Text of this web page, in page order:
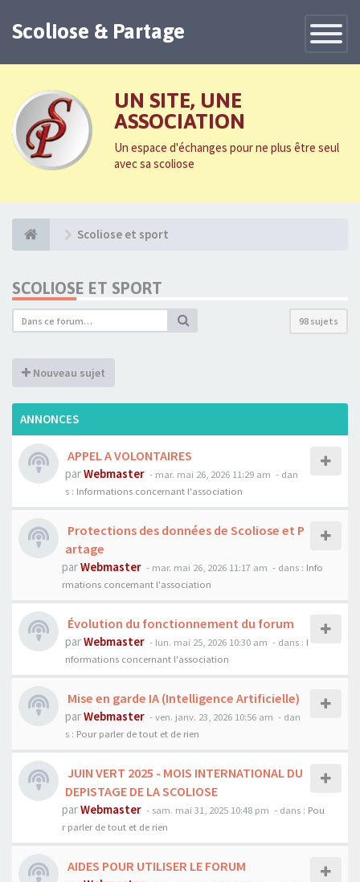
Toggle
Scoliose & Partage
UN SITE, UNE
ASSOCIATION
Un espace d'échanges pour ne plus être seul
avec sa scoliose
Scoliose et sport
SCOLIOSE ET SPORT
98 sujets
Nouveau sujet
ANNONCES
APPEL A VOLONTAIRES
parWebmaster - mar. mai 26, 2026 11:29 am - dan
s : Informations concernant l'association
Protections des données de Scoliose et P
artage
parWebmaster - mar. mai 26, 2026 11:17 am - dans : Info
rmations concernant l'association
Évolution du fonctionnement du forum
parWebmaster - lun. mai 25, 2026 10:30 am - dans : I
nformations concernant l'association
Mise en garde IA (Intelligence Artificielle)
parWebmaster - ven. janv. 23, 2026 10:56 am - dan
s : Pour parler de tout et de rien
JUIN VERT 2025 - MOIS INTERNATIONAL DU
DEPISTAGE DE LA SCOLIOSE
parWebmaster - sam. mai 31, 2025 10:48 pm - dans : Pou
r parler de tout et de rien
AIDES POUR UTILISER LE FORUM